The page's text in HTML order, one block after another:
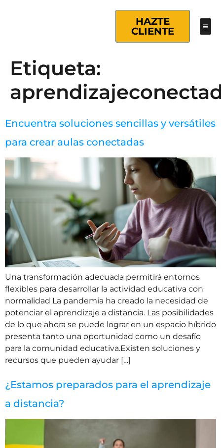
HAZTE
CLIENTE
Etiqueta:
Encuentra soluciones sencillas y versátiles
para crear aulas conectadas
Una transformación adecuada permitirá entornos
flexibles para desarrollar la actividad educativa con
normalidad La pandemia ha creado la necesidad de
potenciar el aprendizaje a distancia. Las posibilidades
de lo que ahora se puede lograr en un espacio híbrido
presenta tanto una oportunidad como un desafío
para la comunidad educativa.Existen soluciones y
recursos que pueden ayudar […]
¿Estamos preparados para el aprendizaje
a distancia?